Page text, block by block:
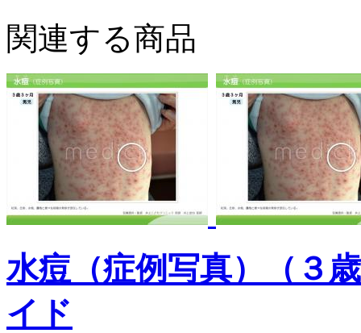
関連する商品
水痘（症例写真）（３
イド